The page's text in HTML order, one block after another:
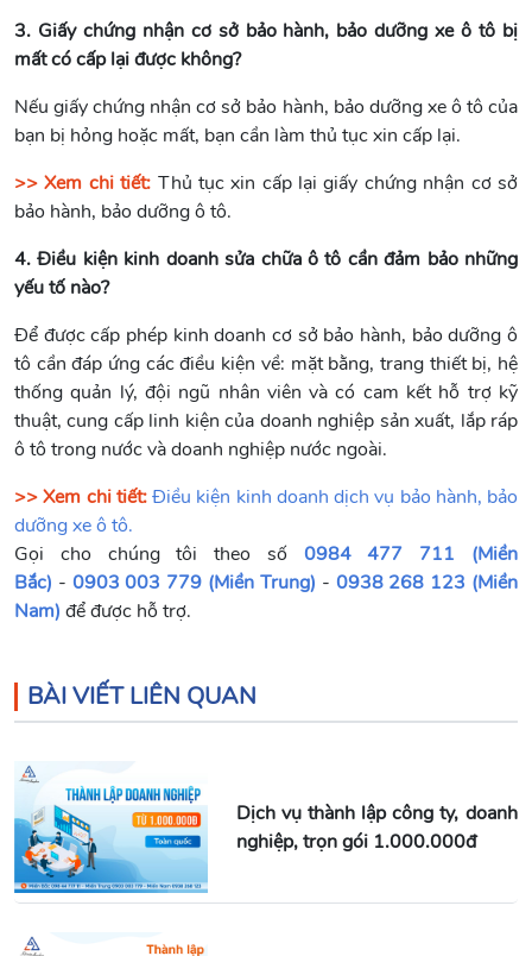
3. Giấy chứng nhận cơ sở bảo hành, bảo dưỡng xe ô tô bị
mất có cấp lại được không?
Nếu giấy chứng nhận cơ sở bảo hành, bảo dưỡng xe ô tô của
bạn bị hỏng hoặc mất, bạn cần làm thủ tục xin cấp lại.
>> Xem chi tiết: Thủ tục xin cấp lại giấy chứng nhận cơ sở
bảo hành, bảo dưỡng ô tô.
4. Điều kiện kinh doanh sửa chữa ô tô cần đảm bảo những
yếu tố nào?
Để được cấp phép kinh doanh cơ sở bảo hành, bảo dưỡng ô
tô cần đáp ứng các điều kiện về: mặt bằng, trang thiết bị, hệ
thống quản lý, đội ngũ nhân viên và có cam kết hỗ trợ kỹ
thuật, cung cấp linh kiện của doanh nghiệp sản xuất, lắp ráp
ô tô trong nước và doanh nghiệp nước ngoài.
>> Xem chi tiết:Điều kiện kinh doanh dịch vụ bảo hành, bảo
dưỡng xe ô tô.
Gọi cho chúng tôi theo số 0984 477 711 (Miền
Bắc) - 0903 003 779 (Miền Trung) - 0938 268 123 (Miền
Nam) để được hỗ trợ.
BÀI VIẾT LIÊN QUAN
Dịch vụ thành lập công ty, doanh
nghiệp, trọn gói 1.000.000đ